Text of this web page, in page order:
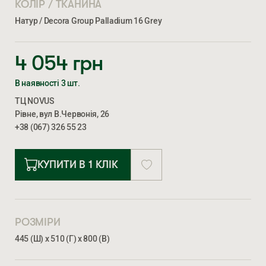
КОЛІР / ТКАНИНА
Натур / Decora Group Palladium 16 Grey
4 054 грн
В наявності 3 шт.
ТЦ NOVUS
Рівне, вул В.Червонія, 26
+38 (067) 326 55 23
КУПИТИ В 1 КЛІК
РОЗМІРИ
445 (Ш) х 510 (Г) х 800 (В)